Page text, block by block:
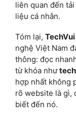
liên quan đến
liệu cá nhân.
Tóm lại, TechVui
nghệ Việt Nam
thông: đọc
từ khóa như
hợp nhất không
rõ website là gì,
biết đến nó.